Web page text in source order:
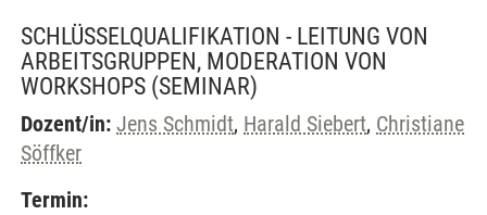
SCHLÜSSELQUALIFIKATION - LEITUNG VON
ARBEITSGRUPPEN, MODERATION VON
WORKSHOPS (SEMINAR)
Dozent/in: Jens Schmidt, Harald Siebert, Christiane
Söffker
Termin: